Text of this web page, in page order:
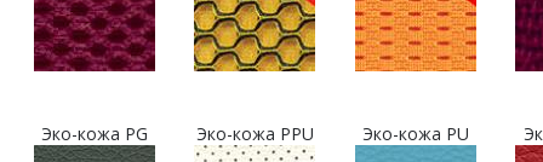
Эко-кожа PG Эко-кожа PPU Эко-кожа PU